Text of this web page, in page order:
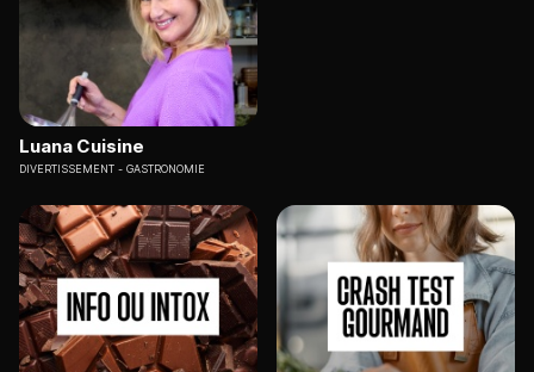
Luana Cuisine
DIVERTISSEMENT GASTRONOMIE